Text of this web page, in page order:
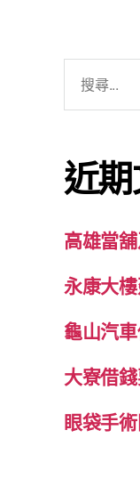
字:
近
高雄當
永康大
龜山汽
大寮借
眼袋手